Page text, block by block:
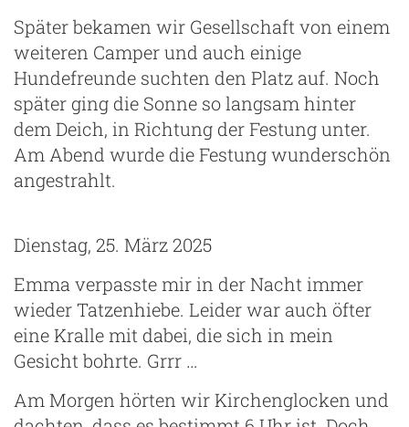
Später bekamen wir Gesellschaft von einem
weiteren Camper und auch einige
Hundefreunde suchten den Platz auf. Noch
später ging die Sonne so langsam hinter
dem Deich, in Richtung der Festung unter.
Am Abend wurde die Festung wunderschön
angestrahlt.
Dienstag, 25. März 2025
Emma verpasste mir in der Nacht immer
wieder Tatzenhiebe. Leider war auch öfter
eine Kralle mit dabei, die sich in mein
Gesicht bohrte. Grrr …
Am Morgen hörten wir Kirchenglocken und